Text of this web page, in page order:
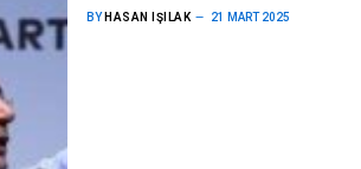
BY HASAN IŞILAK 21 MART 2025